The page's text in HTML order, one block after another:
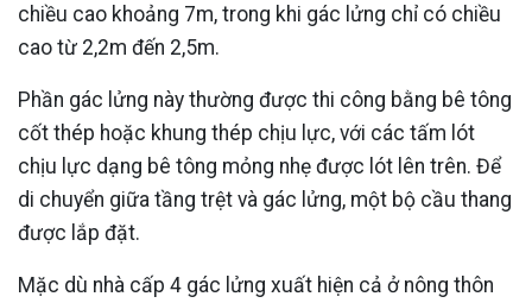
chiều cao khoảng 7m, trong khi gác lửng chỉ có chiều
cao từ 2,2m đến 2,5m.
Phần gác lửng này thường được thi công bằng bê tông
cốt thép hoặc khung thép chịu lực, với các tấm lót
chịu lực dạng bê tông mỏng nhẹ được lót lên trên. Để
di chuyển giữa tầng trệt và gác lửng, một bộ cầu thang
được lắp đặt.
Mặc dù nhà cấp 4 gác lửng xuất hiện cả ở nông thôn